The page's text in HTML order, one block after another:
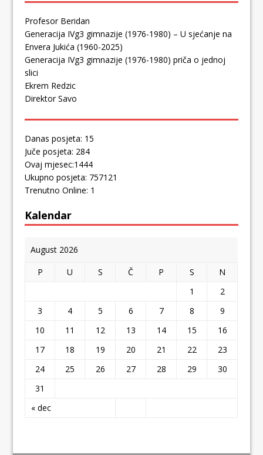
Profesor Beridan
Generacija IVg3 gimnazije (1976-1980) – U sjećanje na
Envera Jukića (1960-2025)
Generacija IVg3 gimnazije (1976-1980) priča o jednoj
slici
Ekrem Redzic
Direktor Savo
Danas posjeta: 15
Juče posjeta: 284
Ovaj mjesec:1444
Ukupno posjeta: 757121
Trenutno Online: 1
Kalendar
August 2026
P
U S Č P S N
« dec
1
2
3
4 5 6 7 8
9
10
11 12 13 14 15
16
17
18 19 20 21 22
23
24
25 26 27 28 29
30
31